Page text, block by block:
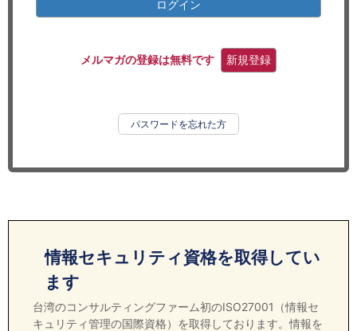
ログイン
メルマガの登録は無料です 新規登録
パスワードを忘れた方
情報セキュリティ資格を取得してい
ます
台湾のコンサルティングファーム初のISO27001（情報セ
キュリティ管理の国際資格）を取得しております。情報を